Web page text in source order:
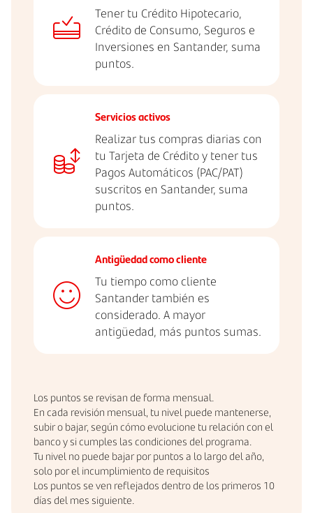
Tener tu Crédito Hipotecario,
Crédito de Consumo, Seguros e
Inversiones en Santander, suma
puntos.
Servicios activos
Realizar tus compras diarias con
tu Tarjeta de Crédito y tener tus
Pagos Automáticos (PAC/PAT)
suscritos en Santander, suma
puntos.
Antigüedad como cliente
Tu tiempo como cliente
Santander también es
considerado. A mayor
antigüedad, más puntos sumas.
Los puntos se revisan de forma mensual.
En cada revisión mensual, tu nivel puede mantenerse,
subir o bajar, según cómo evolucione tu relación con el
banco y si cumples las condiciones del programa.
Tu nivel no puede bajar por puntos a lo largo del año,
solo por el incumplimiento de requisitos
Los puntos se ven reflejados dentro de los primeros 10
días del mes siguiente.